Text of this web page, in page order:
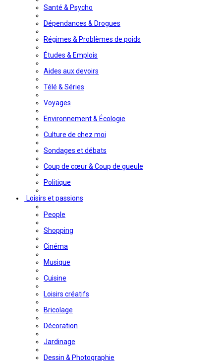
Santé & Psycho
Dépendances & Drogues
Régimes & Problèmes de poids
Études & Emplois
Aides aux devoirs
Télé & Séries
Voyages
Environnement & Écologie
Culture de chez moi
Sondages et débats
Coup de cœur & Coup de gueule
Politique
Loisirs et passions
People
Shopping
Cinéma
Musique
Cuisine
Loisirs créatifs
Bricolage
Décoration
Jardinage
Dessin & Photographie